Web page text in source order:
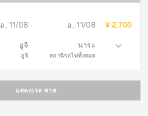
อ., 11/08
อูจิ
อูจิ
อ., 11/08
นาระ
สถานีรถไฟทั้งหมด
¥ 2,700
แสดงเรล พาส